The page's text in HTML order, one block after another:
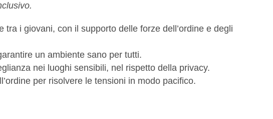
i giovani, con il supporto delle forze dell’ordine e degli
un ambiente sano per tutti.
nei luoghi sensibili, nel rispetto della privacy.
per risolvere le tensioni in modo pacifico.